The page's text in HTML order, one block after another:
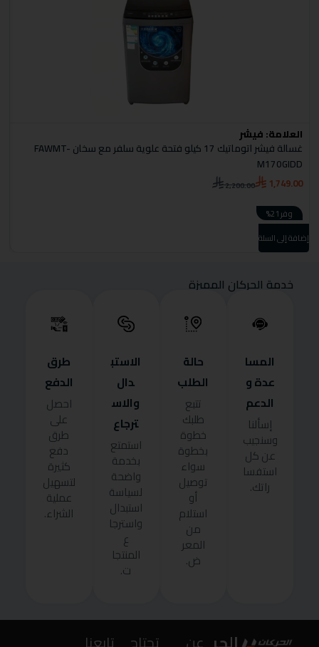
العلامة:فيشر
غسالة فيشر اتوماتيك 17 كيلو فتحة علوية سلفر مع سخان FAWMT-
M170GIDD
2,200.00 1,749.00
وفر 21%
إضافة إلى السلة
خدمة الحركان المميزة
المسا
عدة و
الدعم
إسألنا
وسنجيب
عن كل
استفسا
راتك.
حالة
الطلب
تتبع
طلبك
خطوة
بخطوة
سواء
توصيل
أو
استلام
من
المعر
ض.
الاستب
دال
والاس
ترجاع
استمتع
بخدمة
واضحة
لسياسة
استبدال
واسترجا
ع
المنتجا
ت.
طرق
الدفع
احصل
على
طرق
دفع
كثيرة
لتسهيل
عملية
الشراء.